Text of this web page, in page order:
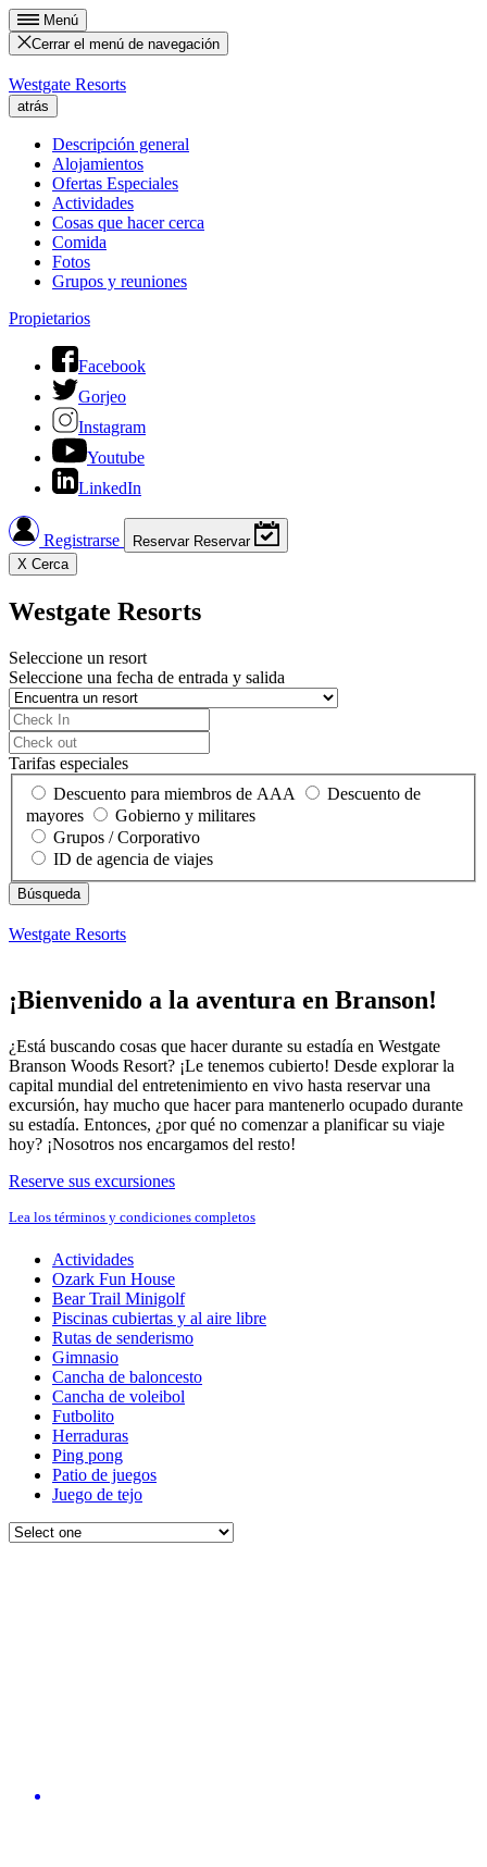
Menú
Cerrar el menú de navegación
Westgate Resorts
atrás
Descripción general
Alojamientos
Ofertas Especiales
Actividades
Cosas que hacer cerca
Comida
Fotos
Grupos y reuniones
Propietarios
Facebook
Gorjeo
Instagram
Youtube
LinkedIn
Registrarse Reservar Reservar
X Cerca
Westgate Resorts
Seleccione un resort
Seleccione una fecha de entrada y salida
Tarifas especiales
Descuento para miembros de AAA
Descuento de
mayores
Gobierno y militares
Grupos / Corporativo
ID de agencia de viajes
Westgate Resorts
¡Bienvenido a la aventura en Branson!
¿Está buscando cosas que hacer durante su estadía en Westgate
Branson Woods Resort? ¡Le tenemos cubierto! Desde explorar la
capital mundial del entretenimiento en vivo hasta reservar una
excursión, hay mucho que hacer para mantenerlo ocupado durante
su estadía. Entonces, ¿por qué no comenzar a planificar su viaje
hoy? ¡Nosotros nos encargamos del resto!
Reserve sus excursiones
Lea los términos y condiciones completos
Actividades
Ozark Fun House
Bear Trail Minigolf
Piscinas cubiertas y al aire libre
Rutas de senderismo
Gimnasio
Cancha de baloncesto
Cancha de voleibol
Futbolito
Herraduras
Ping pong
Patio de juegos
Juego de tejo